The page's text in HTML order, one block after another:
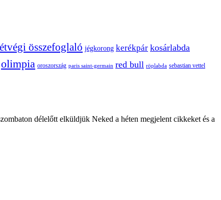
összefoglaló jégkorong kerékpár kosárlabda
olimpia oroszország paris saint-germain red bull röplabda sebastian vettel
délelőtt elküldjük Neked a héten megjelent cikkeket és a